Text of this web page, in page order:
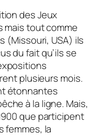
des Jeux
mais tout comme
(Missouri, USA) ils
du fait qu’ils se
plusieurs mois.
étonnantes
à la ligne. Mais,
que participent
femmes, la